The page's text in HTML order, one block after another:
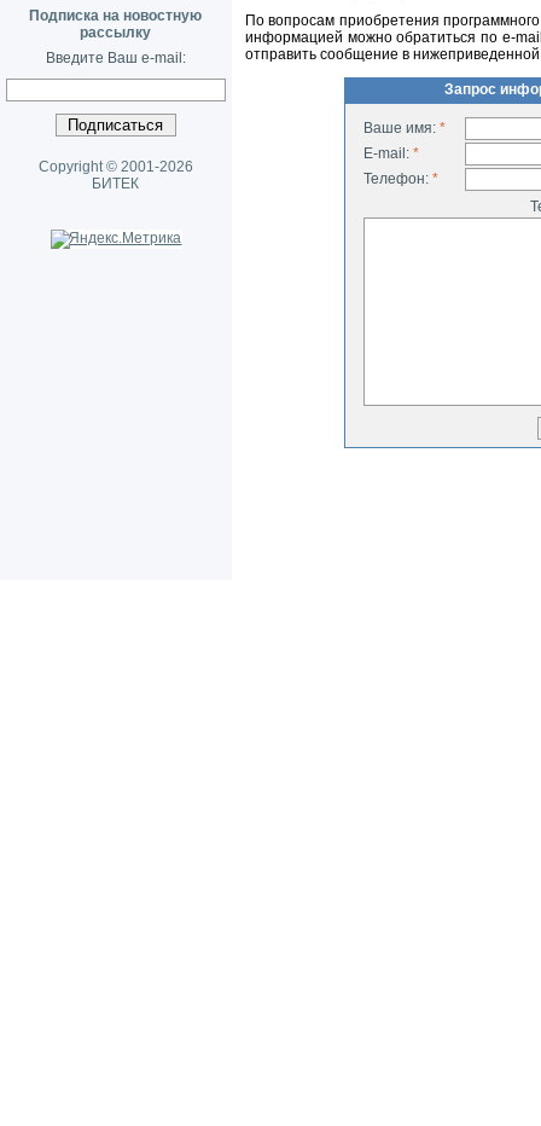
По вопросам приобретения
информацией можно обратиться по e-
отправить сообщение в
Запрос
Ваше имя: *
E-mail: *
Телефон: *
Подписка на новостную
рассылку
Введите Ваш e-mail:
Copyright © 2001-2026
БИТЕК